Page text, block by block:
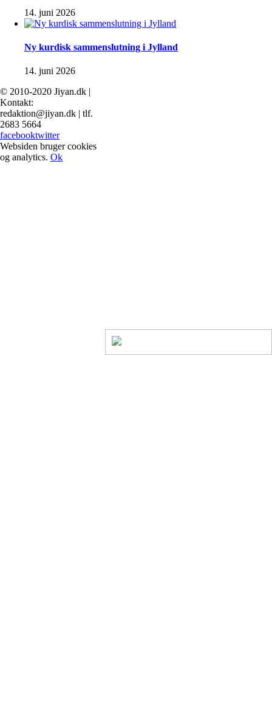
14. juni 2026
Ny kurdisk sammenslutning i Jylland
14. juni 2026
© 2010-2020 Jiyan.dk |
Kontakt:
redaktion@jiyan.dk | tlf.
2683 5664
facebooktwitter
Websiden bruger cookies
og analytics. Ok